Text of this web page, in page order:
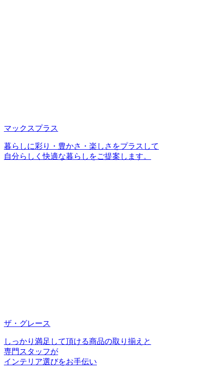
マックスプラス
暮らしに彩り・豊かさ・楽しさをプラスして
自分らしく快適な暮らしをご提案します。
ザ・グレース
しっかり満足して頂ける商品の取り揃えと
専門スタッフが
インテリア選びをお手伝い